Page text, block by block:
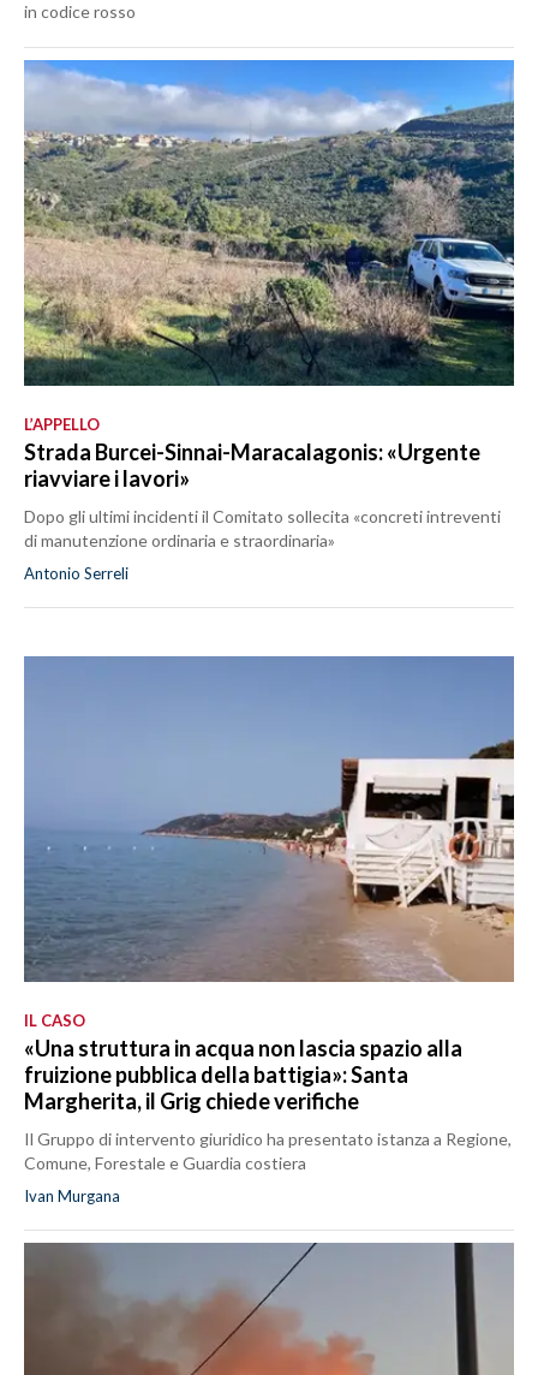
in codice rosso
L’APPELLO
Strada Burcei-Sinnai-Maracalagonis: «Urgente
riavviare i lavori»
Dopo gli ultimi incidenti il Comitato sollecita «concreti intreventi
di manutenzione ordinaria e straordinaria»
Antonio Serreli
IL CASO
«Una struttura in acqua non lascia spazio alla
fruizione pubblica della battigia»: Santa
Margherita, il Grig chiede verifiche
Il Gruppo di intervento giuridico ha presentato istanza a Regione,
Comune, Forestale e Guardia costiera
Ivan Murgana